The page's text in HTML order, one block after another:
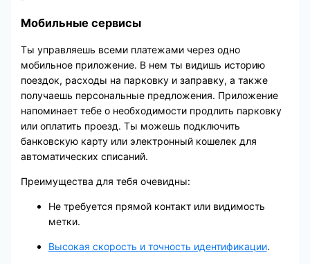
Мобильные сервисы
Ты управляешь всеми платежами через одно
мобильное приложение. В нем ты видишь историю
поездок, расходы на парковку и заправку, а также
получаешь персональные предложения. Приложение
напоминает тебе о необходимости продлить парковку
или оплатить проезд. Ты можешь подключить
банковскую карту или электронный кошелек для
автоматических списаний.
Преимущества для тебя очевидны:
Не требуется прямой контакт или видимость
метки.
Высокая скорость и точность идентификации.